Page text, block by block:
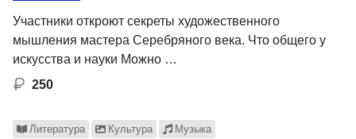
Участники откроют секреты художественного
мышления мастера Серебряного века. Что общего у
искусства и науки Можно …
250
Литература Культура Музыка